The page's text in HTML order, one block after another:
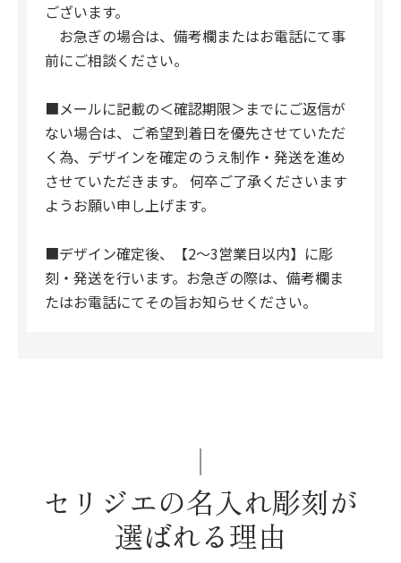
ございます。
お急ぎの場合は、備考欄またはお電話にて事
前にご相談ください。
■メールに記載の＜確認期限＞までにご返信が
ない場合は、ご希望到着日を優先させていただ
く為、デザインを確定のうえ制作・発送を進め
させていただきます。 何卒ご了承くださいます
ようお願い申し上げます。
■デザイン確定後、【2～3営業日以内】に彫
刻・発送を行います。お急ぎの際は、備考欄ま
たはお電話にてその旨お知らせください。
セリジエの名入れ彫刻が
選ばれる理由